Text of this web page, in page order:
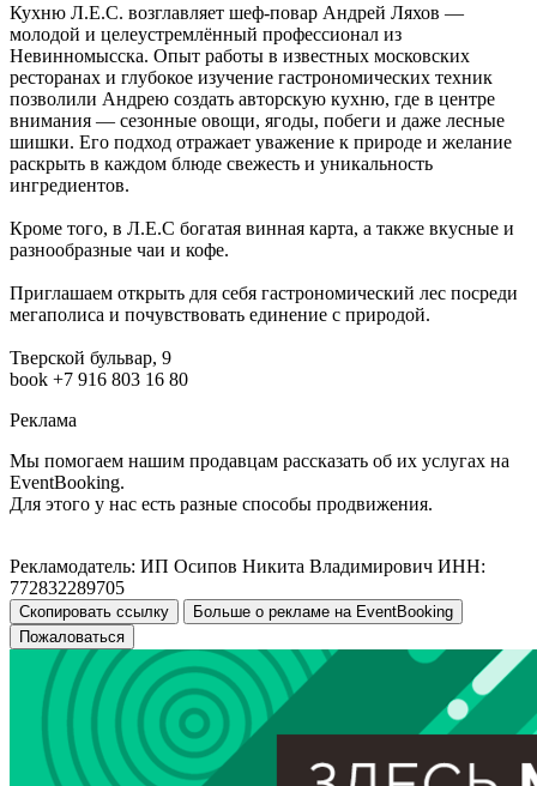
Кухню Л.Е.С. возглавляет шеф-повар Андрей Ляхов —
молодой и целеустремлённый профессионал из
Невинномысска. Опыт работы в известных московских
ресторанах и глубокое изучение гастрономических техник
позволили Андрею создать авторскую кухню, где в центре
внимания — сезонные овощи, ягоды, побеги и даже лесные
шишки. Его подход отражает уважение к природе и желание
раскрыть в каждом блюде свежесть и уникальность
ингредиентов.
Кроме того, в Л.Е.С богатая винная карта, а также вкусные и
разнообразные чаи и кофе.
Приглашаем открыть для себя гастрономический лес посреди
мегаполиса и почувствовать единение с природой.
Тверской бульвар, 9
book +7 916 803 16 80
Реклама
Мы помогаем нашим продавцам рассказать об их услугах на
EventBooking.
Для этого у нас есть разные способы продвижения.
Рекламодатель: ИП Осипов Никита Владимирович ИНН:
772832289705
Скопировать ссылку
Больше о рекламе на EventBooking
Пожаловаться